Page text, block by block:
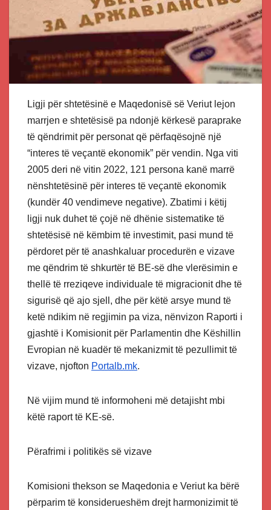
Ligji për shtetësinë e Maqedonisë së Veriut lejon
marrjen e shtetësisë pa ndonjë kërkesë paraprake
të qëndrimit për personat që përfaqësojnë një
“interes të veçantë ekonomik” për vendin. Nga viti
2005 deri në vitin 2022, 121 persona kanë marrë
nënshtetësinë për interes të veçantë ekonomik
(kundër 40 vendimeve negative). Zbatimi i këtij
ligji nuk duhet të çojë në dhënie sistematike të
shtetësisë në këmbim të investimit, pasi mund të
përdoret për të anashkaluar procedurën e vizave
me qëndrim të shkurtër të BE-së dhe vlerësimin e
thellë të rreziqeve individuale të migracionit dhe të
sigurisë që ajo sjell, dhe për këtë arsye mund të
ketë ndikim në regjimin pa viza, nënvizon Raporti i
gjashtë i Komisionit për Parlamentin dhe Këshillin
Evropian në kuadër të mekanizmit të pezullimit të
vizave, njofton Portalb.mk.
Në vijim mund të informoheni më detajisht mbi
këtë raport të KE-së.
Përafrimi i politikës së vizave
Komisioni thekson se Maqedonia e Veriut ka bërë
përparim të konsiderueshëm drejt harmonizimit të